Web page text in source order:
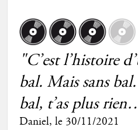
"C’est l’histoire
bal. Mais sans
bal, t’as plus
Daniel, le 30/11/2021